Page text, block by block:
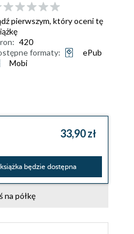
pierwszym, który oceni tę
420
formaty:
ePub
Mobi
33,90 zł
będzie dostępna
na półkę